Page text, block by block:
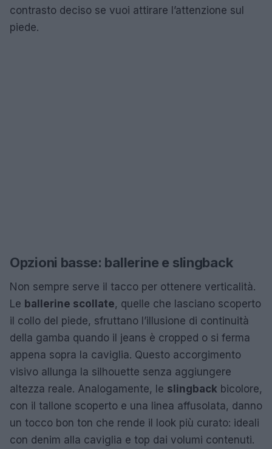
contrasto deciso se vuoi attirare l’attenzione sul
piede.
Opzioni basse: ballerine e slingback
Non sempre serve il tacco per ottenere verticalità.
Le ballerine scollate, quelle che lasciano scoperto
il collo del piede, sfruttano l’illusione di continuità
della gamba quando il jeans è cropped o si ferma
appena sopra la caviglia. Questo accorgimento
visivo allunga la silhouette senza aggiungere
altezza reale. Analogamente, le slingback bicolore,
con il tallone scoperto e una linea affusolata, danno
un tocco bon ton che rende il look più curato: ideali
con denim alla caviglia e top dai volumi contenuti.